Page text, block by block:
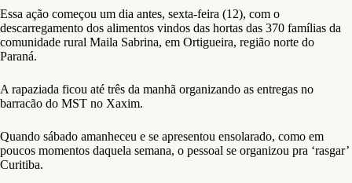
Essa ação começou um dia antes, sexta-feira (12), com o
descarregamento dos alimentos vindos das hortas das 370 famílias da
comunidade rural Maila Sabrina, em Ortigueira, região norte do
Paraná.
A rapaziada ficou até três da manhã organizando as entregas no
barracão do MST no Xaxim.
Quando sábado amanheceu e se apresentou ensolarado, como em
poucos momentos daquela semana, o pessoal se organizou pra ‘rasgar’
Curitiba.